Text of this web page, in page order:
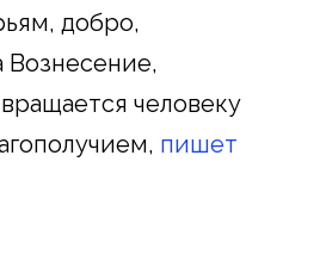
добро,
человеку
пишет